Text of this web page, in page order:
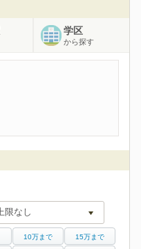
学区
から探す
10万まで 15万まで